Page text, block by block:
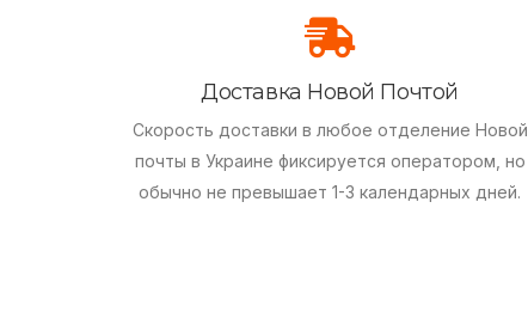
Доставка Новой Почтой
Скорость доставки в любое отделение Новой
почты в Украине фиксируется оператором, но
обычно не превышает 1-3 календарных дней.